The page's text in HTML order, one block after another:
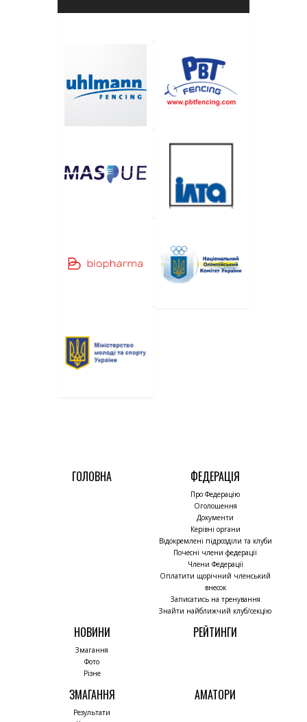
ГОЛОВНА ФЕДЕРАЦІЯ
Про Федерацію
Оголошення
Документи
Керівні органи
Відокремлені підрозділи та клуби
Почесні члени федерації
Члени Федерації
Оплатити щорічний членський
внесок
Записатись на тренування
Знайти найближчий клуб/секцію
НОВИНИ
Змагання
Фото
Різне
РЕЙТИНГИ
ЗМАГАННЯ
Результати
АМАТОРИ